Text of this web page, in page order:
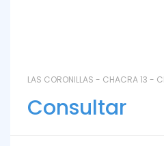
LAS CORONILLAS - CHACRA
Consultar